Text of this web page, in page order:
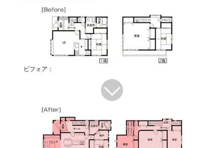
ビフォア：